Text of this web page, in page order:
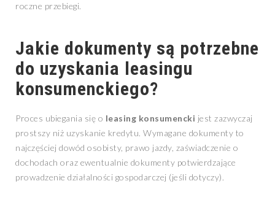
roczne przebiegi.
Jakie dokumenty są potrzebne
do uzyskania leasingu
konsumenckiego?
Proces ubiegania się o leasing konsumencki jest zazwyczaj
prostszy niż uzyskanie kredytu. Wymagane dokumenty to
najczęściej dowód osobisty, prawo jazdy, zaświadczenie o
dochodach oraz ewentualnie dokumenty potwierdzające
prowadzenie działalności gospodarczej (jeśli dotyczy).